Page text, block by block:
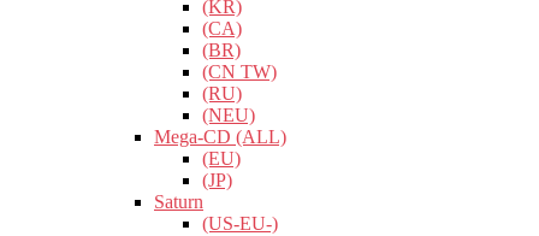
(KR)
(CA)
(BR)
(CN TW)
(RU)
(NEU)
Mega-CD (ALL)
(EU)
(JP)
Saturn
(US-EU-)